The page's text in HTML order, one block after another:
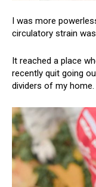
I was more
circulatory strain
It reached a place
recently quit going
dividers of my home.